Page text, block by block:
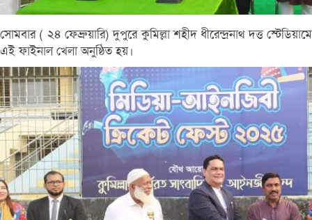
সোমবার ( ২৪ ফেব্রুয়ারি) দুপুরে কুমিল্লা শহীদ ধীরেন্দ্রনাথ দত্ত স্টেডিয়ামে
এই ফাইনাল খেলা অনুষ্ঠিত হয়।